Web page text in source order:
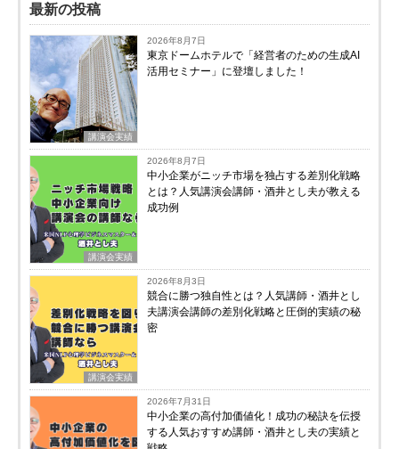
最新の投稿
講演会実績
2026年8月7日
東京ドームホテルで「経営者のための生成AI
活用セミナー」に登壇しました！
講演会実績
2026年8月7日
中小企業がニッチ市場を独占する差別化戦略
とは？人気講演会講師・酒井とし夫が教える
成功例
講演会実績
2026年8月3日
競合に勝つ独自性とは？人気講師・酒井とし
夫講演会講師の差別化戦略と圧倒的実績の秘
密
2026年7月31日
中小企業の高付加価値化！成功の秘訣を伝授
する人気おすすめ講師・酒井とし夫の実績と